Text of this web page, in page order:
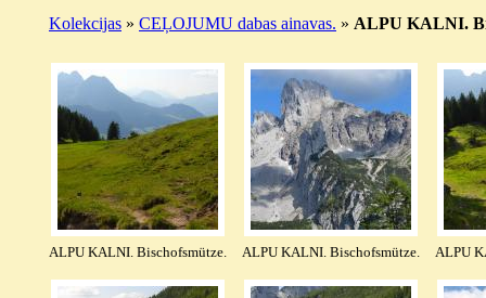
Kolekcijas » CEĻOJUMU dabas ainavas. » ALPU KALNI.
ALPU KALNI. Bischofsmütze. ALPU KALNI. Bischofsmütze. ALPU